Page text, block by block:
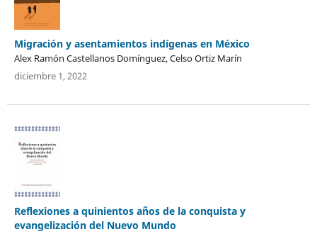
Migración y asentamientos indígenas en México
Alex Ramón Castellanos Domínguez, Celso Ortiz Marín
diciembre 1, 2022
Reflexiones a quinientos años de la conquista y
evangelización del Nuevo Mundo